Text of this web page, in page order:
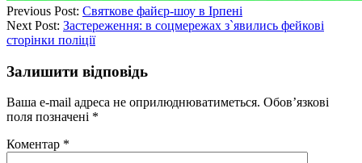
Previous Post: Святкове файєр-шоу в Ірпені
Next Post: Застереження: в соцмережах з`явились фейкові
сторінки поліції
Залишити відповідь
Ваша e-mail адреса не оприлюднюватиметься. Обов’язкові
поля позначені *
Коментар *